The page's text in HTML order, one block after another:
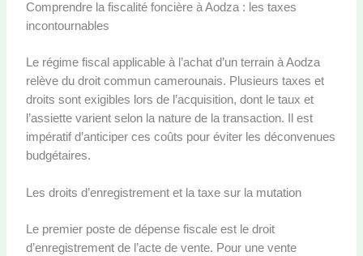
Comprendre la fiscalité foncière à Aodza : les taxes
incontournables
Le régime fiscal applicable à l’achat d’un terrain à Aodza
relève du droit commun camerounais. Plusieurs taxes et
droits sont exigibles lors de l’acquisition, dont le taux et
l’assiette varient selon la nature de la transaction. Il est
impératif d’anticiper ces coûts pour éviter les déconvenues
budgétaires.
Les droits d’enregistrement et la taxe sur la mutation
Le premier poste de dépense fiscale est le droit
d’enregistrement de l’acte de vente. Pour une vente